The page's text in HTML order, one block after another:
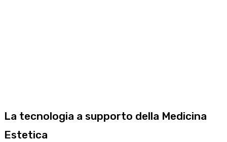
La tecnologia a supporto della Medicina
Estetica